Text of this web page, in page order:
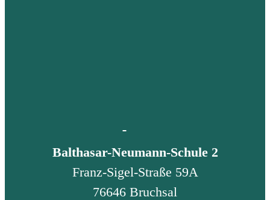
Balthasar-Neumann-Schule 2
Franz-Sigel-Straße 59A
76646 Bruchsal